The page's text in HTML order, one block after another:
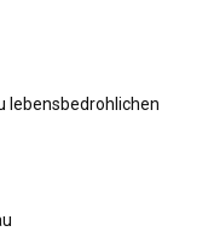
lebensbedrohlichen